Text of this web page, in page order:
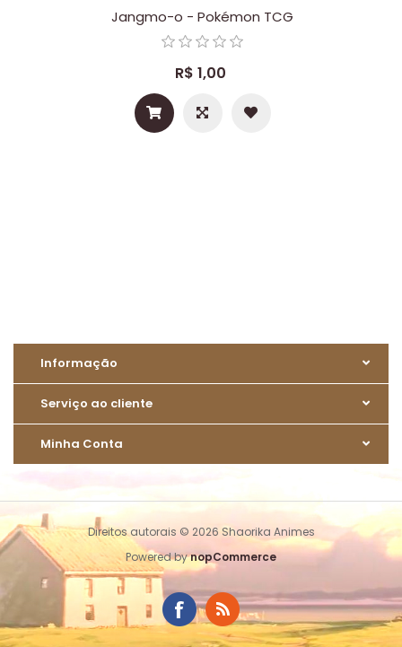
Jangmo-o - Pokémon TCG
R$ 1,00
Informação
Serviço ao cliente
Minha Conta
Direitos autorais © 2026 Shaorika Animes
Powered bynopCommerce